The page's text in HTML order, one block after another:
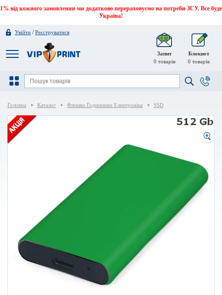
1% від кожного замовлення ми додатково перераховуємо на потреби ЗСУ. Все буде
Україна!
Увійти /Реєструватися
Запит
0 товарів
Блокнот
0 товарів
Головна Каталог Флешки Годинники Електроніка SSD